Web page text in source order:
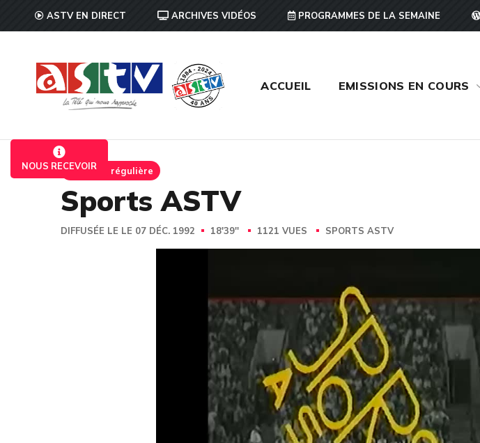
ASTV EN DIRECT ARCHIVES VIDÉOS PROGRAMMES DE LA SEMAINE
ACCUEIL EMISSIONS EN COURS
NOUS RECEVOIREmission régulière
Sports ASTV
DIFFUSÉE LE LE 07 DÉC. 1992 18'39'' 1121 VUES SPORTS ASTV